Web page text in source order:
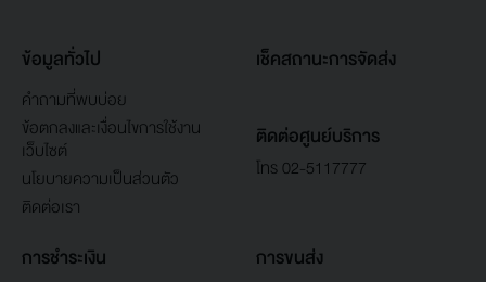
ข้อมูลทั่วไป
คำถามที่พบบ่อย
ข้อตกลงและเงื่อนไขการใช้งาน
เว็บไซต์
นโยบายความเป็นส่วนตัว
ติดต่อเรา
เช็คสถานะการจัดส่ง
ติดต่อศูนย์บริการ
โทร 02-5117777
การชำระเงิน การขนส่ง